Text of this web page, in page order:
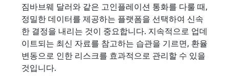
짐바브웨 달러와 같은 고인플레이션 통화를 다룰 때,
정밀한 데이터를 제공하는 플랫폼을 선택하여 신속
한 결정을 내리는 것이 중요합니다. 지속적으로 업데
이트되는 최신 자료를 참고하는 습관을 기르면, 환율
변동으로 인한 리스크를 효과적으로 관리할 수 있을
것입니다.